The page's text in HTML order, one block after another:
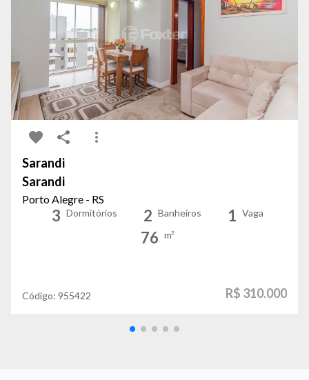
Sarandi
Sarandi
Porto Alegre - RS
3 Dormitórios 2 Banheiros 1 Vaga
76 m²
Código: 955422 R$ 310.000